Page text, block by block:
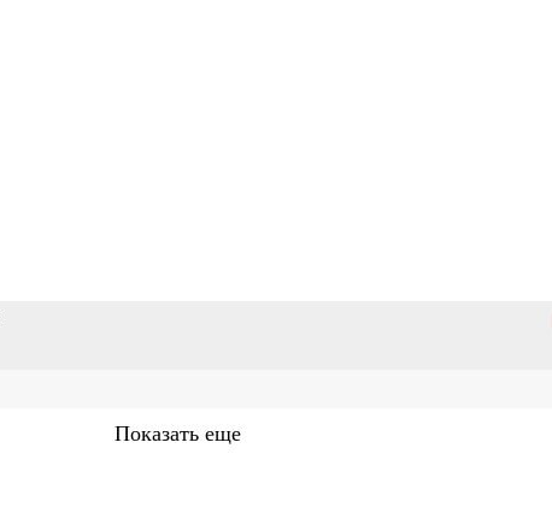
Показать еще
Эпидемиология